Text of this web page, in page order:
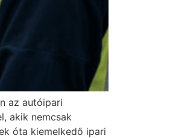
az autóipari
akik nemcsak
óta kiemelkedő ipari